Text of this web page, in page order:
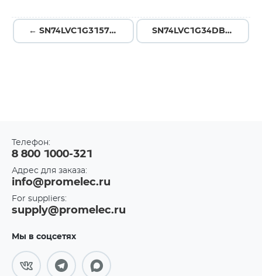
← SN74LVC1G3157DRLR SN74LVC1G34DBVT →
Телефон:
8 800 1000-321
Адрес для заказа:
info@promelec.ru
For suppliers:
supply@promelec.ru
Мы в соцсетях